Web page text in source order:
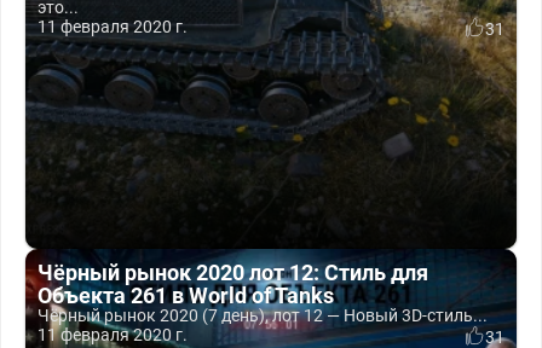
это...
11 февраля 2020 г.
31
Чёрный рынок 2020 лот 12: Стиль для
Объекта 261 в World of Tanks
Чёрный рынок 2020 (7 день), лот 12 — Новый 3D-стиль...
11 февраля 2020 г.
31